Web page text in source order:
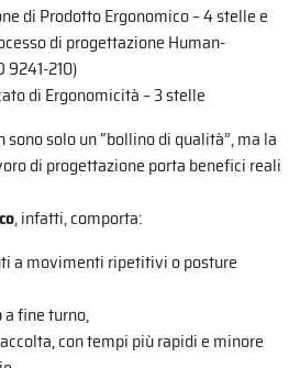
di Prodotto Ergonomico – 4 stelle e
di progettazione Human-
9241-210)
di Ergonomicità – 3 stelle
solo un “bollino di qualità”, ma la
di progettazione porta benefici reali
, infatti, comporta:
a movimenti ripetitivi o posture
a fine turno,
con tempi più rapidi e minore